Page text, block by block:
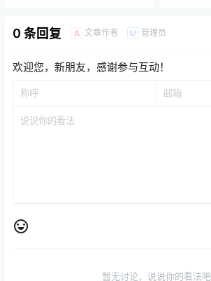
0 条回复 A 文章作者 M 管理员
欢迎您，新朋友，感谢参与互动！
暂无讨论，说说你的看法吧